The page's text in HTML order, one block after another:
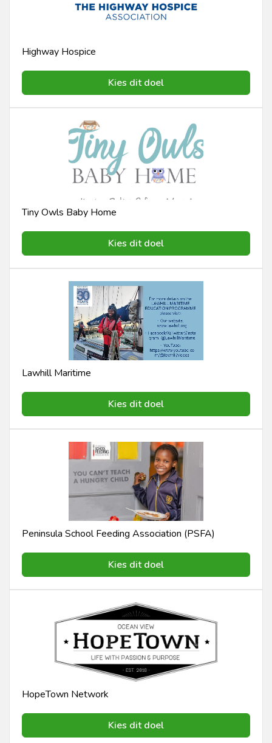
Highway Hospice
Kies dit doel
Tiny Owls Baby Home
Kies dit doel
Lawhill Maritime
Kies dit doel
Peninsula School Feeding Association (PSFA)
Kies dit doel
HopeTown Network
Kies dit doel